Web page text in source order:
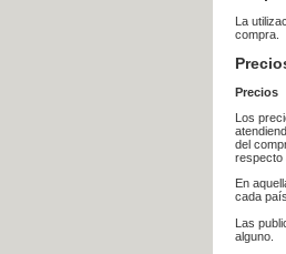
La
compra.
Precios
Los
del
respecto
En
cada
Las
alguno.